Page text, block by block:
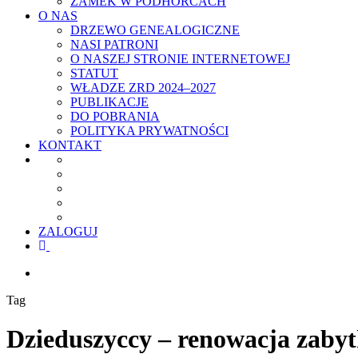
O NAS
DRZEWO GENEALOGICZNE
NASI PATRONI
O NASZEJ STRONIE INTERNETOWEJ
STATUT
WŁADZE ZRD 2024–2027
PUBLIKACJE
DO POBRANIA
POLITYKA PRYWATNOŚCI
KONTAKT
ZALOGUJ
facebook
Tag
Dzieduszyccy – renowacja